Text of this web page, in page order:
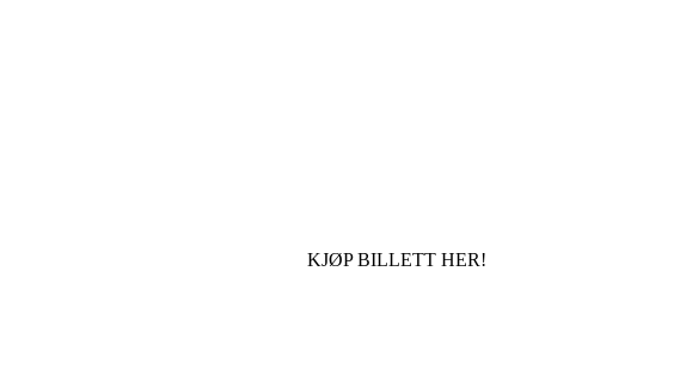
KJØP BILLETT HER!